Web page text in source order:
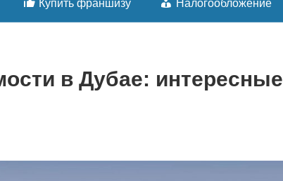
Купить франшизу Налогообложение
в Дубае: интересные